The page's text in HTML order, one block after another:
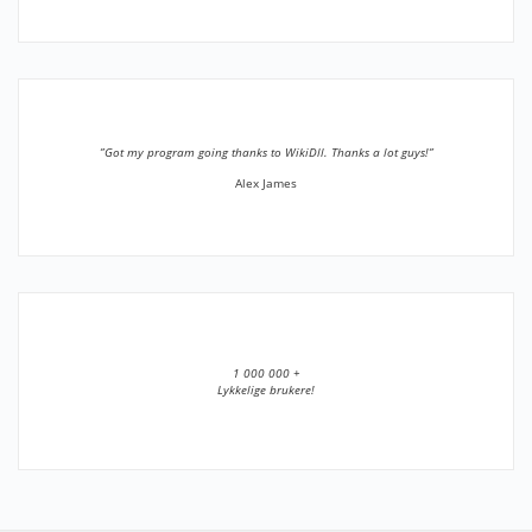
”Got my program going thanks to WikiDll. Thanks a lot guys!”
Alex James
1 000 000 +
Lykkelige brukere!